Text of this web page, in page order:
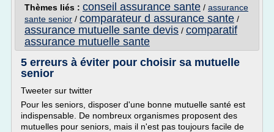
Thèmes liés : conseil assurance sante / assurance
sante senior / comparateur d assurance sante /
assurance mutuelle sante devis / comparatif
assurance mutuelle sante
5 erreurs à éviter pour choisir sa mutuelle
senior
Tweeter sur twitter
Pour les seniors, disposer d'une bonne mutuelle santé est
indispensable. De nombreux organismes proposent des
mutuelles pour seniors, mais il n'est pas toujours facile de